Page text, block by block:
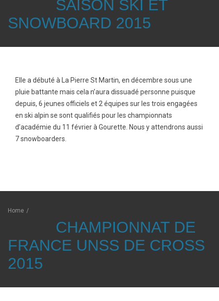
SAISON SKI ET
SNOWBOARD 2015
Elle a débuté à La Pierre St Martin, en décembre sous une
pluie battante mais cela n’aura dissuadé personne puisque
depuis, 6 jeunes officiels et 2 équipes sur les trois engagées
en ski alpin se sont qualifiés pour les championnats
d’académie du 11 février à Gourette. Nous y attendrons aussi
7 snowboarders.
Home /
CHAMPIONNAT DE
FRANCE UNSS DE CROSS
2015